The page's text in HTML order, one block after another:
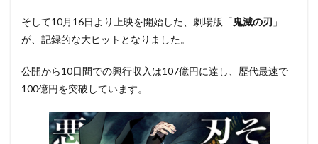
そして10月16日より上映を開始した、劇場版「鬼滅の刃 」
が、記録的な大ヒットとなりました。
公開から10日間での興行収入は107億円に達し、歴代最速で
100億円を突破しています。